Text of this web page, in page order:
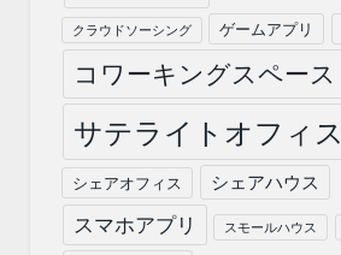
クラウドソーシング ゲームアプリ
コワーキングスペース
サテライトオフィス
シェアオフィス シェアハウス
スマホアプリ スモールハウス